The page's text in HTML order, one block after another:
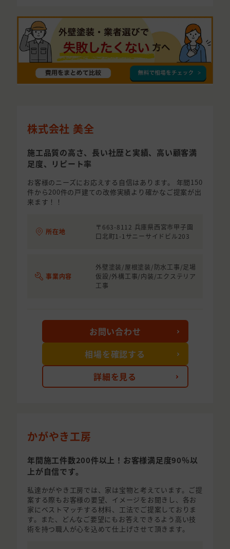
株式会社 美全
施工品質の高さ、長い社歴と実績、高い顧客満
足度、リピート率
お客様のニーズにお応えする自信はあります。 年間150
件から200件の戸建ての改修実績より確かなご提案が出
来ます！！
所在地
〒663-8112 兵庫県西宮市甲子園
口北町1-1サニーサイドビル203
事業内容
外壁塗装/屋根塗装/防水工事/足場
仮設/外構工事/内装/エクステリア
工事
詳細を見る
お問い合わせ
相場を確認する
かがやき工房
年間施工件数200件以上！お客様満足度90％以
上が自信です。
私達かがやき工房では、家は宝物と考えています。ご提
案する際もお客様の要望、イメージをお聞きし、各お
家にベストマッチする材料、工法でご提案しておりま
す。また、どんなご要望にもお答えできるよう高い技
術を持つ職人が心を込めて仕上げさせて頂きます。